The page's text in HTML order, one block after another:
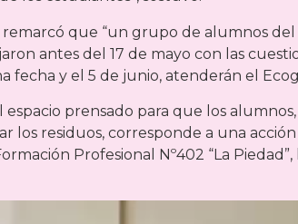
remarcó que “un grupo de alumnos
antes del 17 de mayo con las
fecha y el 5 de junio, atenderán el
prensado para que los
los residuos, corresponde a una
Profesional Nº402 “La